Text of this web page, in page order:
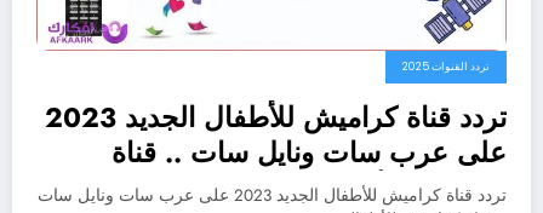
تردد القنوات 2025
تردد قناة كراميش للأطفال الجديد 2023
على عرب سات ونايل سات .. قناة
كراميش للأطفال
تردد قناة كراميش للأطفال الجديد 2023 على عرب سات ونايل سات